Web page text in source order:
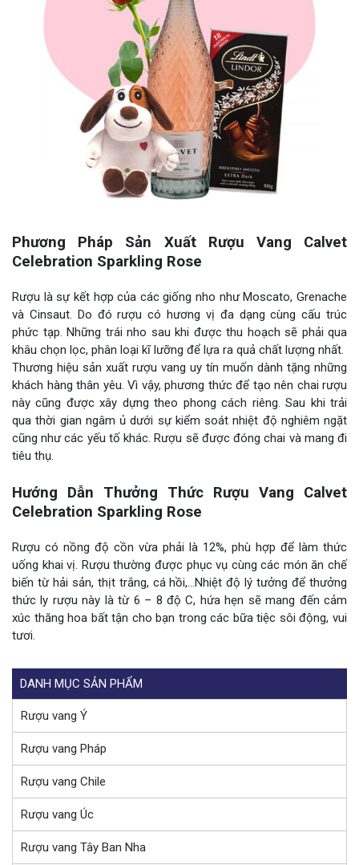
Phương Pháp Sản Xuất Rượu Vang Calvet
Celebration Sparkling Rose
Rượu là sự kết hợp của các giống nho như Moscato, Grenache
và Cinsaut. Do đó rượu có hương vị đa dạng cùng cấu trúc
phức tạp. Những trái nho sau khi được thu hoạch sẽ phải qua
khâu chọn lọc, phân loại kĩ lưỡng để lựa ra quả chất lượng nhất.
Thương hiệu sản xuất rượu vang uy tín muốn dành tặng những
khách hàng thân yêu. Vì vậy, phương thức để tạo nên chai rượu
này cũng được xây dựng theo phong cách riêng. Sau khi trải
qua thời gian ngâm ủ dưới sự kiểm soát nhiệt độ nghiêm ngặt
cũng như các yếu tố khác. Rượu sẽ được đóng chai và mang đi
tiêu thụ.
Hướng Dẫn Thưởng Thức Rượu Vang Calvet
Celebration Sparkling Rose
Rượu có nồng độ cồn vừa phải là 12%, phù hợp để làm thức
uống khai vị. Rượu thường được phục vụ cùng các món ăn chế
biến từ hải sản, thịt trắng, cá hồi,…Nhiệt độ lý tưởng để thưởng
thức ly rượu này là từ 6 – 8 độ C, hứa hẹn sẽ mang đến cảm
xúc thăng hoa bất tận cho bạn trong các bữa tiệc sôi động, vui
tươi.
DANH MỤC SẢN PHẨM
Rượu vang Ý
Rượu vang Pháp
Rượu vang Chile
Rượu vang Úc
Rượu vang Tây Ban Nha